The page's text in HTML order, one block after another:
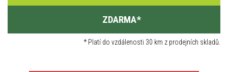
ZDARMA*
*Platí do vzdálenosti 30 km z prodejních skladů.